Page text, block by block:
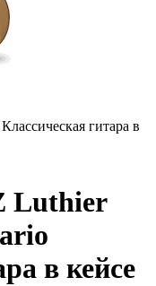
гитара в
Luthier
в кейсе